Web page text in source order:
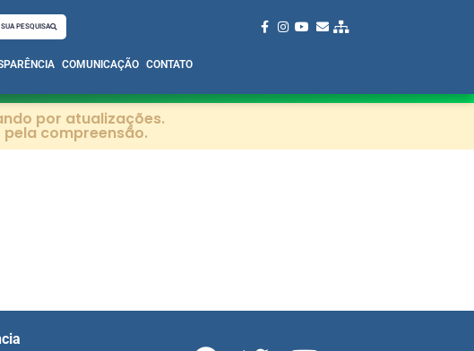
PESQUISA
COMUNICAÇÃO CONTATO
por atualizações.
compreensão.